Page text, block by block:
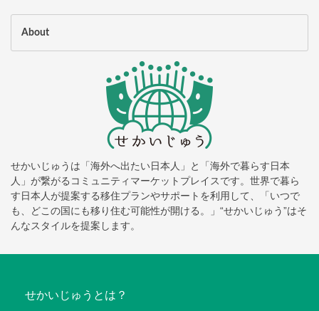
About
せかいじゅうは「海外へ出たい日本人」と「海外で暮らす日本
人」が繋がるコミュニティマーケットプレイスです。世界で暮ら
す日本人が提案する移住プランやサポートを利用して、「いつで
も、どこの国にも移り住む可能性が開ける。」“せかいじゅう”はそ
んなスタイルを提案します。
せかいじゅうとは？